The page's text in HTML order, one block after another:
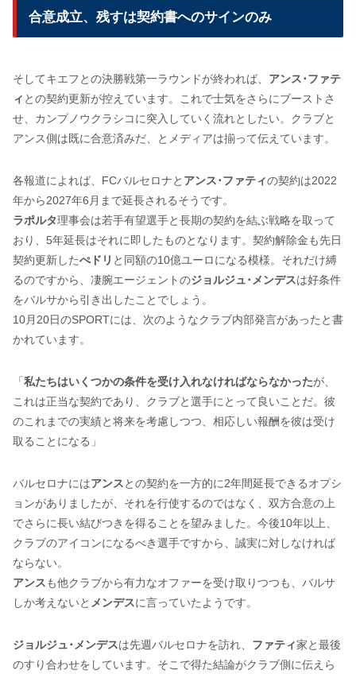
合意成立、残すは契約書へのサインのみ
そしてキエフとの決勝戦第一ラウンドが終われば、 アンス･ファテ
ィ との契約更新が控えています。これで士気をさらにブーストさ
せ、カンプノウクラシコに突入していく流れとしたい。クラブと
アンス側は既に合意済みだ、とメディアは揃って伝えています。
各報道によれば、FCバルセロナと アンス･ファティの契約は2022
年から2027年6月まで延長されるそうです。
ラポルタ理事会は若手有望選手と長期の契約を結ぶ戦略を取って
おり、5年延長はそれに即したものとなります。契約解除金も先日
契約更新したぺドリ と同額の10億ユーロになる模様。それだけ縛
るのですから、凄腕エージェントのジョルジュ･メンデスは好条件
をバルサから引き出したことでしょう。
10月20日のSPORTには、次のようなクラブ内部発言があったと書
かれています。
「 私たちはいくつかの条件を受け入れなければならなかったが、
これは正当な契約であり、クラブと選手にとって良いことだ。彼
のこれまでの実績と将来を考慮しつつ、相応しい報酬を彼は受け
取ることになる」
バルセロナにはアンスとの契約を一方的に2年間延長できるオプシ
ョンがありましたが、それを行使するのではなく、双方合意の上
でさらに長い結びつきを得ることを望みました。今後10年以上、
クラブのアイコンになるべき選手ですから、誠実に対しなければ
ならない。
アンスも他クラブから有力なオファーを受け取りつつも、バルサ
しか考えないと メンデスに言っていたようです。
ジョルジュ･メンデスは先週バルセロナを訪れ、 ファティ家と最後
のすり合わせをしています。そこで得た結論がクラブ側に伝えら